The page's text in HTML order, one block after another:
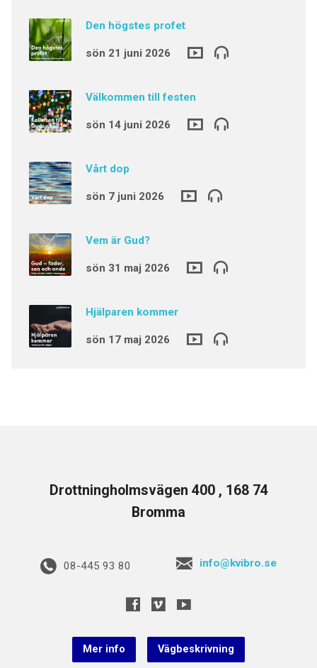
Den högstes profet
sön 21 juni 2026
Välkommen till festen
sön 14 juni 2026
Vårt dop
sön 7 juni 2026
Vem är Gud?
sön 31 maj 2026
Hjälparen kommer
sön 17 maj 2026
Drottningholmsvägen 400 , 168 74
Bromma
08-445 93 80 info@kvibro.se
Mer info Vägbeskrivning